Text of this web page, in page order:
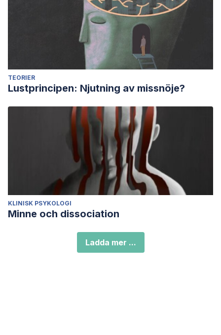
TEORIER
Lustprincipen: Njutning av missnöje?
KLINISK PSYKOLOGI
Minne och dissociation
Ladda mer ...